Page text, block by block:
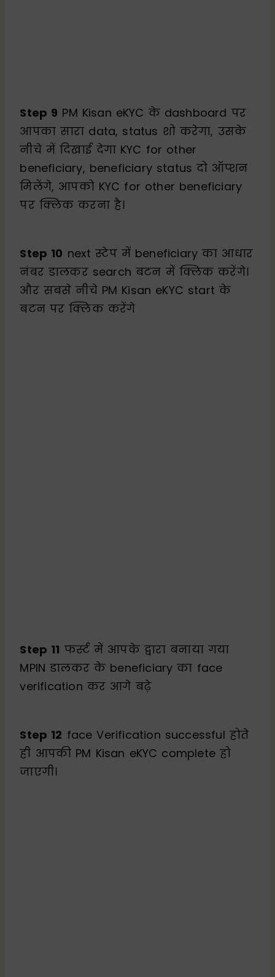
Step 9 PM Kisan eKYC के dashboard पर
आपका सारा data, status शो करेगा, उसके
नीचे में दिखाई देगा KYC for other
beneficiary, beneficiary status दो ऑप्शन
मिलेंगे, आपको KYC for other beneficiary
पर क्लिक करना है।
Step 10 next स्टेप में beneficiary का आधार
नंबर डालकर search बटन में क्लिक करेंगे।
और सबसे नीचे PM Kisan eKYC start के
बटन पर क्लिक करेंगे
Step 11 फर्स्ट में आपके द्वारा बनाया गया
MPIN डालकर के beneficiary का face
verification कर आगे बढ़े
Step 12 face Verification successful होते
ही आपकी PM Kisan eKYC complete हो
जाएगी।